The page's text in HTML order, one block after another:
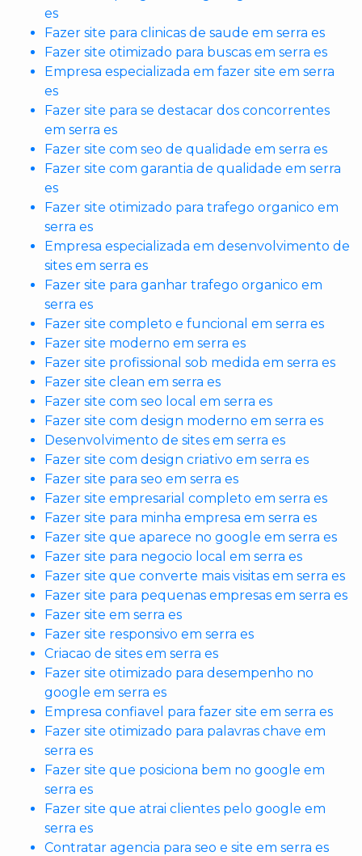
es
Fazer site para clinicas de saude em serra es
Fazer site otimizado para buscas em serra es
Empresa especializada em fazer site em serra
es
Fazer site para se destacar dos concorrentes
em serra es
Fazer site com seo de qualidade em serra es
Fazer site com garantia de qualidade em serra
es
Fazer site otimizado para trafego organico em
serra es
Empresa especializada em desenvolvimento de
sites em serra es
Fazer site para ganhar trafego organico em
serra es
Fazer site completo e funcional em serra es
Fazer site moderno em serra es
Fazer site profissional sob medida em serra es
Fazer site clean em serra es
Fazer site com seo local em serra es
Fazer site com design moderno em serra es
Desenvolvimento de sites em serra es
Fazer site com design criativo em serra es
Fazer site para seo em serra es
Fazer site empresarial completo em serra es
Fazer site para minha empresa em serra es
Fazer site que aparece no google em serra es
Fazer site para negocio local em serra es
Fazer site que converte mais visitas em serra es
Fazer site para pequenas empresas em serra es
Fazer site em serra es
Fazer site responsivo em serra es
Criacao de sites em serra es
Fazer site otimizado para desempenho no
google em serra es
Empresa confiavel para fazer site em serra es
Fazer site otimizado para palavras chave em
serra es
Fazer site que posiciona bem no google em
serra es
Fazer site que atrai clientes pelo google em
serra es
Contratar agencia para seo e site em serra es